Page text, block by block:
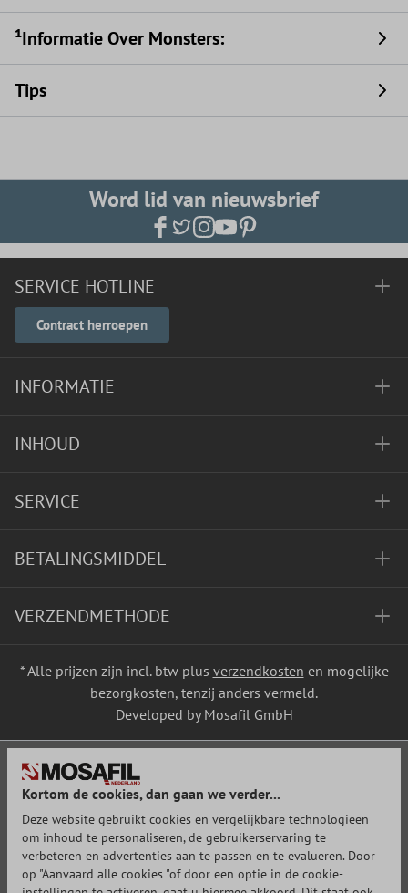
¹Informatie Over Monsters:
Tips
Word lid van nieuwsbrief
SERVICE HOTLINE
Contract herroepen
INFORMATIE
INHOUD
SERVICE
BETALINGSMIDDEL
VERZENDMETHODE
* Alle prijzen zijn incl. btw plus verzendkosten en mogelijke
bezorgkosten, tenzij anders vermeld.
Developed by Mosafil GmbH
Kortom de cookies, dan gaan we verder...
Deze website gebruikt cookies en vergelijkbare technologieën
om inhoud te personaliseren, de gebruikerservaring te
verbeteren en advertenties aan te passen en te evalueren. Door
op "Aanvaard alle cookies "of door een optie in de cookie-